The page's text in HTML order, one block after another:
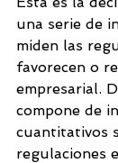
una serie de
miden las
favorecen o
empresarial.
compone de
cuantitativos
regulaciones